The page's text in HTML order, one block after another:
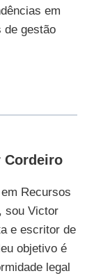
em
de gestão
Cordeiro
Recursos
sou Victor
e escritor de
objetivo é
legal